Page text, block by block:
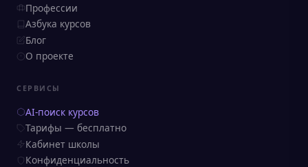
Профессии
Азбука курсов
Блог
О проекте
СЕРВИСЫ
AI-поиск курсов
Тарифы — бесплатно
Кабинет школы
Конфиденциальность